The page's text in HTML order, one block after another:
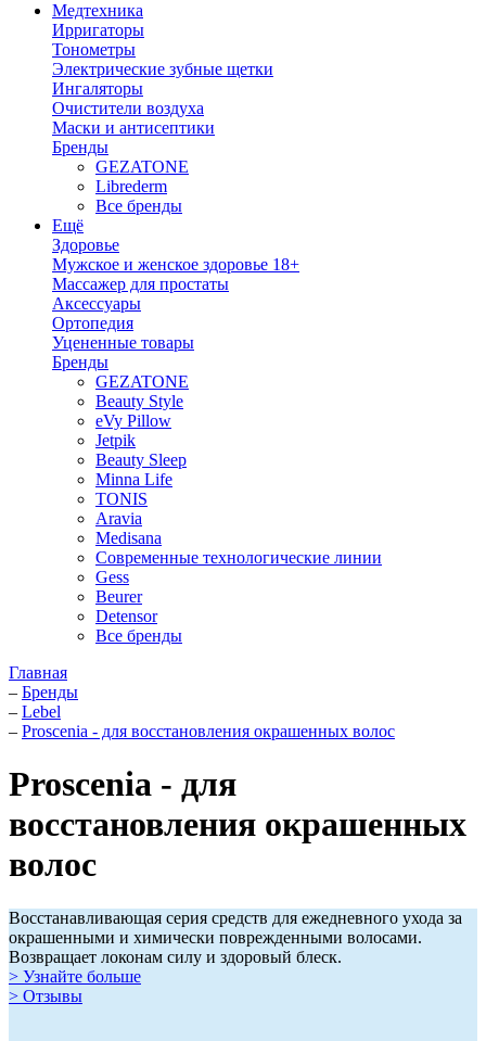
Медтехника
Ирригаторы
Тонометры
Электрические зубные щетки
Ингаляторы
Очистители воздуха
Маски и антисептики
Бренды
GEZATONE
Librederm
Все бренды
Ещё
Здоровье
Мужское и женское здоровье 18+
Массажер для простаты
Аксессуары
Ортопедия
Уцененные товары
Бренды
GEZATONE
Beauty Style
eVy Pillow
Jetpik
Beauty Sleep
Minna Life
TONIS
Aravia
Medisana
Современные технологические линии
Gess
Beurer
Detensor
Все бренды
Главная
– Бренды
– Lebel
– Proscenia - для восстановления окрашенных волос
Proscenia - для
восстановления окрашенных
волос
Восстанавливающая серия средств для ежедневного ухода за
окрашенными и химически поврежденными волосами.
Возвращает локонам силу и здоровый блеск.
> Узнайте больше
> Отзывы